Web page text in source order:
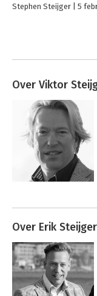
Stephen Steijger 5
Over Viktor
Over Erik Steijger